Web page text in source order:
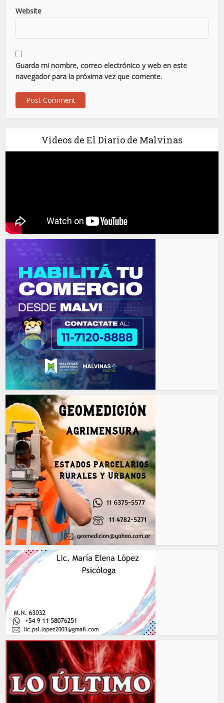
Website
Guarda mi nombre, correo electrónico y web en este
navegador para la próxima vez que comente.
Videos de El Diario de Malvinas